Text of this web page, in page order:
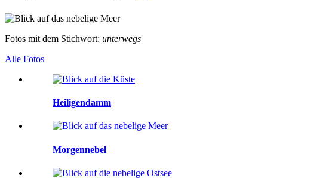
Fotos mit dem Stichwort: unterwegs
Alle Fotos
Heiligendamm
Morgennebel